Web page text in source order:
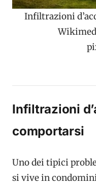
Infiltrazioni
Infiltrazioni
comportarsi
Uno dei tipici
si vive in